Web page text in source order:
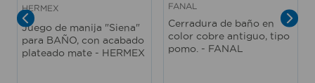
HERMEX
Juego de manija "Siena"
para BAÑO, con acabado
plateado mate - HERMEX
FANAL
Cerradura de baño en
color cobre antiguo, tipo
pomo. - FANAL